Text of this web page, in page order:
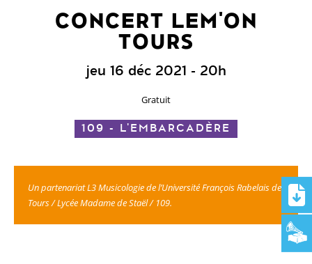
CONCERT LEM'ON
TOURS
jeu 16 déc 2021 - 20h
Gratuit
109 - L'EMBARCADÈRE
Un partenariat L3 Musicologie de l’Université François Rabelais de
Tours / Lycée Madame de Staël / 109.